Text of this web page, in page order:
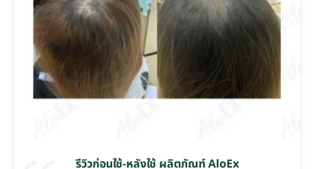
รีวิวก่อนใช้-หลังใช้ ผลิตภัณฑ์ AloEx